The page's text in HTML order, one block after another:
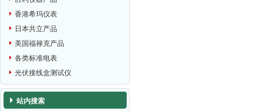
香港希玛仪表
日本共立产品
美国福禄克产品
各类标准电表
光伏接线盒测试仪
站内搜索